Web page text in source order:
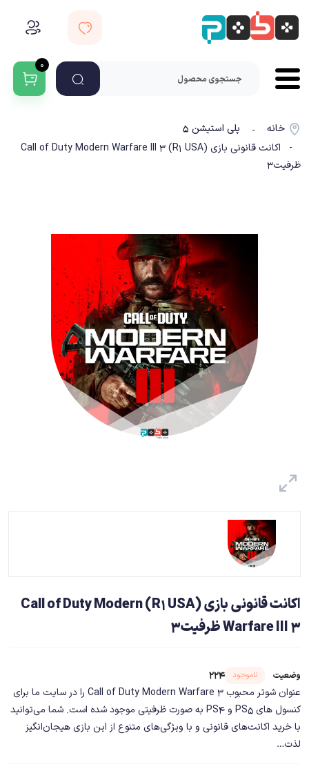
۰
خانه -
پلی استیشن ۵
- اکانت قانونی بازی (R1 USA) Call of Duty Modern Warfare III 3
ظرفیت3
اکانت قانونی بازی (R1 USA) Call of Duty Modern
Warfare III 3 ظرفیت3
وضعیت ناموجود
شناسه محصول ۲۲۴۳۸
عنوان شوتر محبوب Call of Duty Modern Warfare 3 را در سایت ما برای
کنسول های PS5 و PS4 به صورت ظرفیتی موجود شده است. شما می‌توانید
با خرید اکانت‌های قانونی و با ویژگی‌های متنوع از این بازی هیجان‌انگیز
لذت…